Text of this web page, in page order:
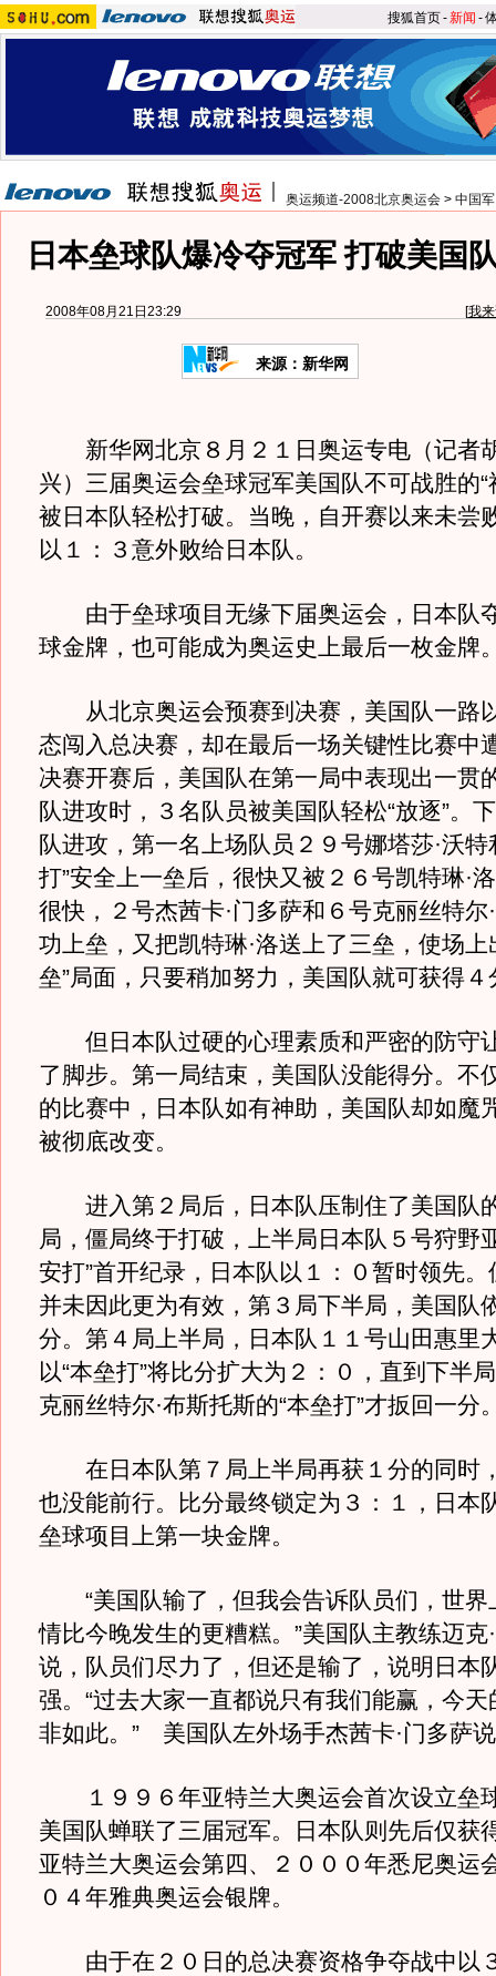
搜狐首页-新闻 -
奥运频道-2008北京奥运会 > 中国
日本垒球队爆冷夺冠军 打破美国
2008年08月21日23:29 [我
来源：新华网
新华网北京８月２１日奥运专电（记者
兴）三届奥运会垒球冠军美国队不可战胜的“
被日本队轻松打破。当晚，自开赛以来未尝
以１：３意外败给日本队。
由于垒球项目无缘下届奥运会，日本队
球金牌，也可能成为奥运史上最后一枚金牌
从北京奥运会预赛到决赛，美国队一路
态闯入总决赛，却在最后一场关键性比赛中
决赛开赛后，美国队在第一局中表现出一贯
队进攻时，３名队员被美国队轻松“放逐”。
队进攻，第一名上场队员２９号娜塔莎·沃特
打”安全上一垒后，很快又被２６号凯特琳·
很快，２号杰茜卡·门多萨和６号克丽丝特尔
功上垒，又把凯特琳·洛送上了三垒，使场上
垒”局面，只要稍加努力，美国队就可获得４
但日本队过硬的心理素质和严密的防守
了脚步。第一局结束，美国队没能得分。不
的比赛中，日本队如有神助，美国队却如魔
被彻底改变。
进入第２局后，日本队压制住了美国队
局，僵局终于打破，上半局日本队５号狩野
安打”首开纪录，日本队以１：０暂时领先
并未因此更为有效，第３局下半局，美国队
分。第４局上半局，日本队１１号山田惠里
以“本垒打”将比分扩大为２：０，直到下半
克丽丝特尔·布斯托斯的“本垒打”才扳回一分
在日本队第７局上半局再获１分的同时
也没能前行。比分最终锁定为３：１，日本
垒球项目上第一块金牌。
“美国队输了，但我会告诉队员们，世界
情比今晚发生的更糟糕。”美国队主教练迈克
说，队员们尽力了，但还是输了，说明日本
强。“过去大家一直都说只有我们能赢，今
非如此。” 美国队左外场手杰茜卡·门多萨
１９９６年亚特兰大奥运会首次设立垒
美国队蝉联了三届冠军。日本队则先后仅获
亚特兰大奥运会第四、２０００年悉尼奥运
０４年雅典奥运会银牌。
由于在２０日的总决赛资格争夺战中以